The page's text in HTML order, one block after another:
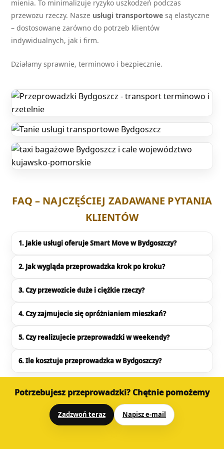
mienia. To minimalizuje ryzyko uszkodzeń podczas
przewozu rzeczy. Nasze usługi transportowe są elastyczne
– dostosowane zarówno do potrzeb klientów
indywidualnych, jak i firm.
Działamy sprawnie, terminowo i bezpiecznie.
FAQ – NAJCZĘŚCIEJ ZADAWANE PYTANIA
KLIENTÓW
1. Jakie usługi oferuje Smart Move w Bydgoszczy?
2. Jak wygląda przeprowadzka krok po kroku?
3. Czy przewozicie duże i ciężkie rzeczy?
4. Czy zajmujecie się opróżnianiem mieszkań?
5. Czy realizujecie przeprowadzki w weekendy?
6. Ile kosztuje przeprowadzka w Bydgoszczy?
Potrzebujesz przeprowadzki? Chętnie pomożemy
Zadzwoń teraz Napisz e-mail